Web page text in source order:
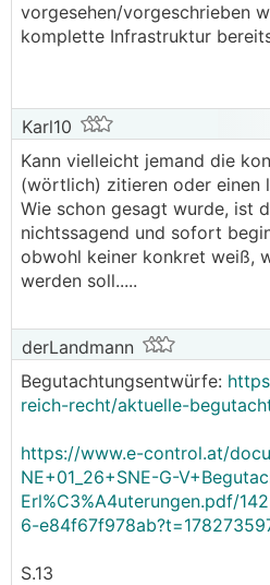
vorgesehen/vorgeschrieben
komplette Infrastruktur
Karl10
Kann vielleicht jemand die
(wörtlich) zitieren oder einen
Wie schon gesagt wurde, ist
nichtssagend und sofort
obwohl keiner konkret weiß,
werden soll.....
derLandmann
Begutachtungsentwürfe:
reich-recht/aktuelle-
https://www.e-control.at/
NE+01_26+SNE-G-
Erl%C3%A4uterungen.pdf/
6-
S.13